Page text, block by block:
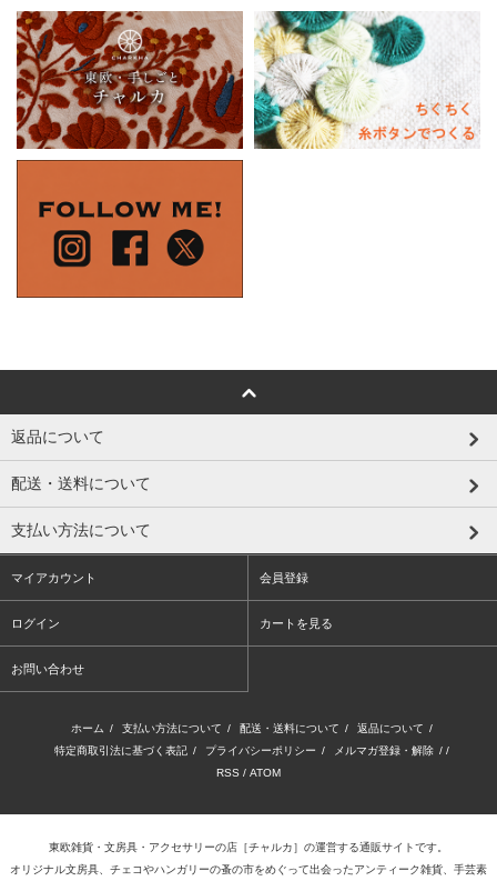
返品について
配送・送料について
支払い方法について
マイアカウント 会員登録
ログイン カートを見る
お問い合わせ
ホーム / 支払い方法について / 配送・送料について / 返品について /
特定商取引法に基づく表記 / プライバシーポリシー / メルマガ登録・解除 / /
RSS / ATOM
東欧雑貨・文房具・アクセサリーの店 ［チャルカ］ の運営する通販サイトです。
オリジナル文房具、チェコやハンガリーの蚤の市をめぐって出会ったアンティーク雑貨、手芸素